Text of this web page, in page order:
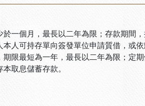
一個月，最長以二年為限；存款期間
人可持存單向簽發單位申請質借，或依
限最短為一年，最長以二年為限；定
取息儲蓄存款。